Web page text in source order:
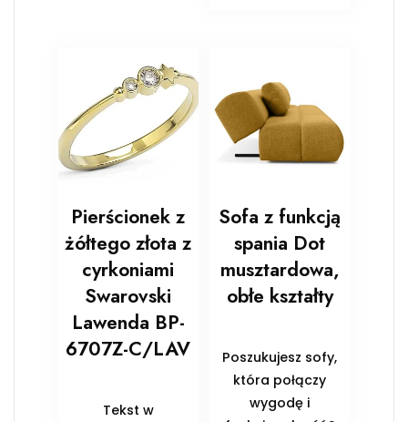
Pierścionek z
żółtego złota z
cyrkoniami
Swarovski
Lawenda BP-
6707Z-C/LAV
Tekst w
Sofa z funkcją
spania Dot
musztardowa,
obłe kształty
Poszukujesz sofy,
która połączy
wygodę i